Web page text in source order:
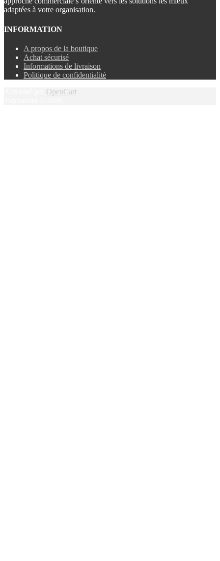
adaptées à votre organisation.
INFORMATION
A propos de la boutique
Achat sécurisé
Informations de livraison
Politique de confidentialité
OpenCart